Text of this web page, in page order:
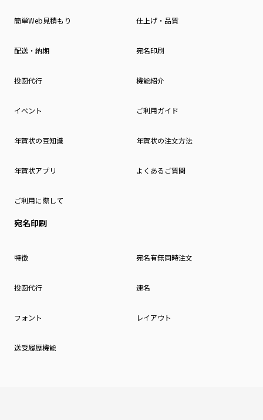
簡単Web見積もり 仕上げ・品質
配送・納期 宛名印刷
投函代行 機能紹介
イベント ご利用ガイド
年賀状の豆知識 年賀状の注文方法
年賀状アプリ よくあるご質問
ご利用に際して
宛名印刷
特徴 宛名有無同時注文
投函代行 連名
フォント レイアウト
送受履歴機能